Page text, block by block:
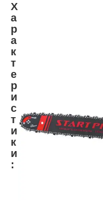
Х
а
р
а
к
т
е
р
и
с
т
и
к
и
: